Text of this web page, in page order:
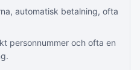
automatisk betalning, ofta
personnummer och ofta en